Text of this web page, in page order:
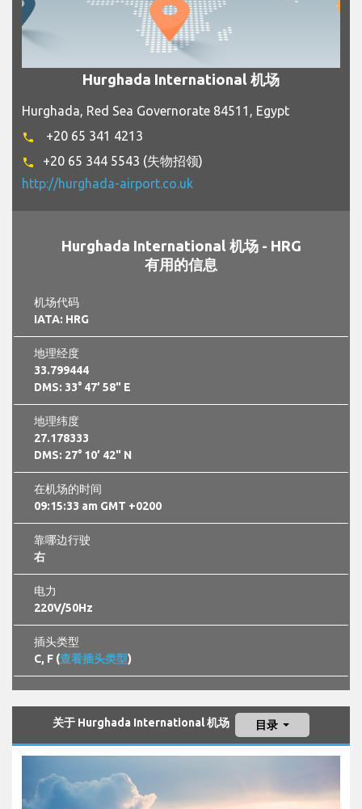
Hurghada International 机场
Hurghada, Red Sea Governorate 84511, Egypt
phone +20 65 341 4213
phone
+20 65 344 5543 (失物招领)
http://hurghada-airport.co.uk
Hurghada International 机场 - HRG
有用的信息
机场代码
IATA: HRG
地理经度
33.799444
DMS: 33° 47’ 58" E
地理纬度
27.178333
DMS: 27° 10’ 42" N
在机场的时间
09:15:34 am GMT +0200
靠哪边行驶
右
电力
220V/50Hz
插头类型
C, F (查看插头类型)
关于 Hurghada International 机场 目录